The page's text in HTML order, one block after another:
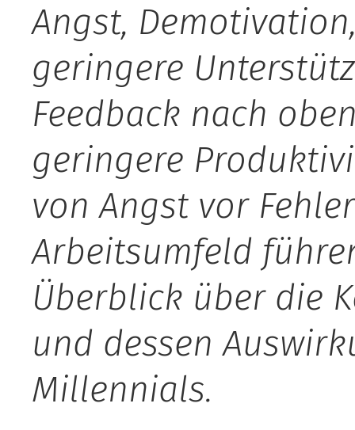
Angst,
geringere
Feedback nach
geringere
von Angst vor
Arbeitsumfeld
Überblick über die
und dessen
Millennials.